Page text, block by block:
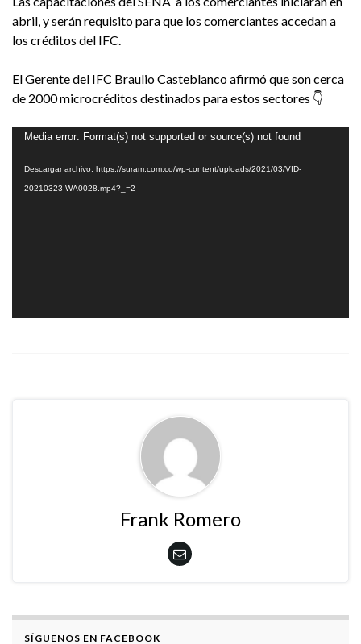
abril, y serán requisito para que los comerciantes accedan a
los créditos del IFC.
El Gerente del IFC Braulio Casteblanco afirmó que son cerca
de 2000 microcréditos destinados para estos sectores 👇
Reproductor
vídeo
Media error: Format(s) not supported or source(s) not found
Descargar archivo: https://suram.com.co/wp-content/uploads/2021/03/VID-
20210323-WA0028.mp4?_=2
Frank Romero
SÍGUENOS EN FACEBOOK